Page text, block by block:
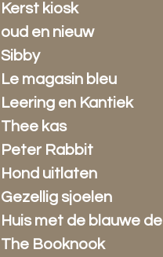
Kerst kiosk
oud en nieuw
Sibby
Le magasin bleu
Leering en Kantiek
Thee kas
Peter Rabbit
Hond uitlaten
Gezellig sjoelen
Huis met de blauwe
The Booknook